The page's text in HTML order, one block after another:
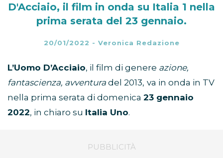
D'Acciaio, il film in onda su Italia 1 nella
prima serata del 23 gennaio.
20/01/2022 - Veronica Redazione
L’Uomo D’Acciaio, il film di genere azione,
fantascienza, avventura del 2013, va in onda in TV
nella prima serata di domenica 23 gennaio
2022, in chiaro su Italia Uno.